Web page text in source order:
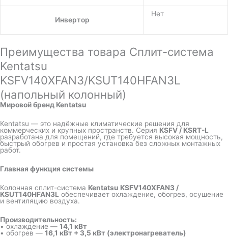
Инвертор
Нет
Преимущества товара Сплит-система
Kentatsu
KSFV140XFAN3/KSUT140HFAN3L
(напольный колонный)
Мировой бренд Kentatsu
Kentatsu — это надёжные климатические решения для
коммерческих и крупных пространств. Серия KSFV / KSRT-L
разработана для помещений, где требуется высокая мощность,
быстрый обогрев и простая установка без сложных монтажных
работ.
Главная функция системы
Колонная сплит-система Kentatsu KSFV140XFAN3 /
KSUT140HFAN3L обеспечивает охлаждение, обогрев, осушение
и вентиляцию воздуха.
Производительность:
• охлаждение — 14,1 кВт
• обогрев — 16,1 кВт + 3,5 кВт (электронагреватель)